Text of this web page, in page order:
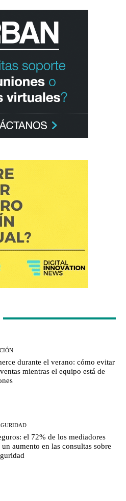
durante el verano: cómo evitar
mientras el equipo está de
el 72% de los mediadores
un aumento en las consultas sobre